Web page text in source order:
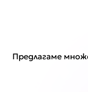
Предлагаме